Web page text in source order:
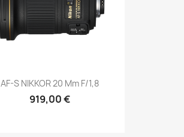
AF-S NIKKOR 20 Mm F/1,8
919,00 €